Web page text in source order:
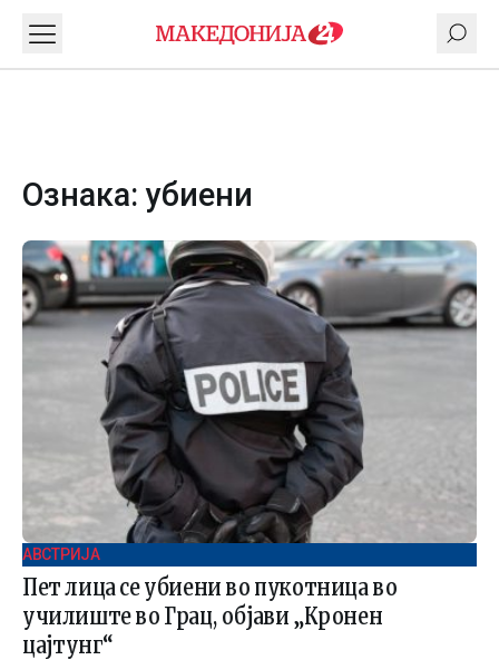
Ознака:убиени
АВСТРИЈА
Пет лица се убиени во пукотница во
училиште во Грац, објави „Кронен
цајтунг“